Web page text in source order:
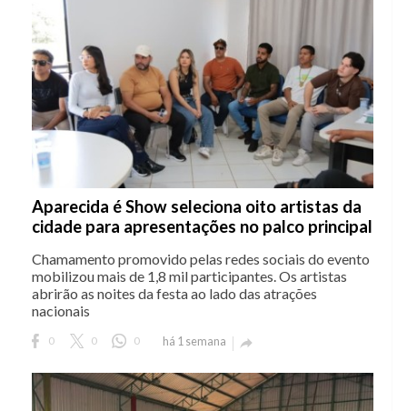
Aparecida é Show seleciona oito artistas da
cidade para apresentações no palco principal
Chamamento promovido pelas redes sociais do evento
mobilizou mais de 1,8 mil participantes. Os artistas
abrirão as noites da festa ao lado das atrações
nacionais
0 0 0 há 1 semana 